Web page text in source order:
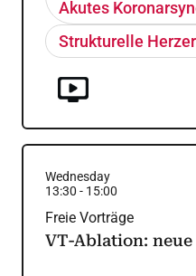
Akutes
Strukturelle
Wednesday
13:30 - 15:00
Freie Vorträge
VT-Ablation: neue